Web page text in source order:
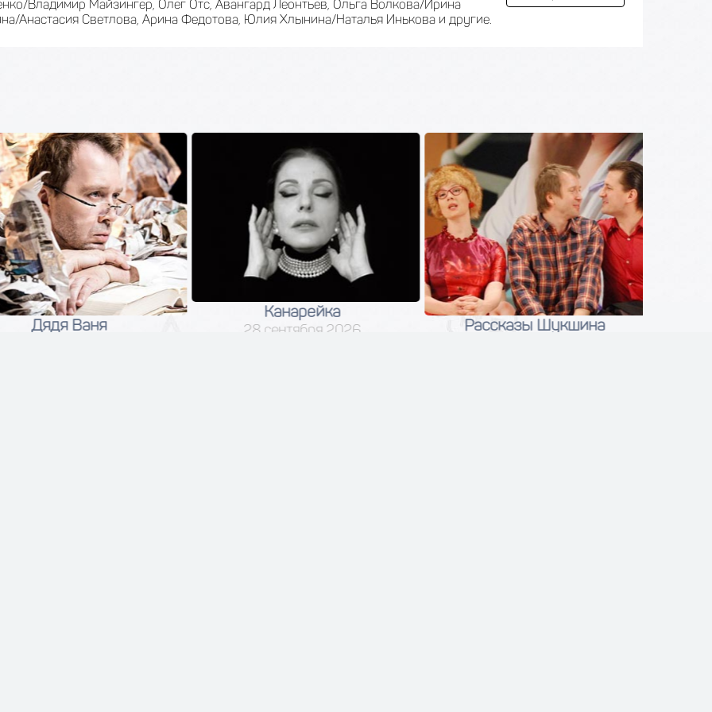
Владимир Майзингер, Олег Отс, Авангард Леонтьев, Ольга Волкова/Ирина
Анастасия Светлова, Арина Федотова, Юлия Хлынина/Наталья Инькова и другие.
Дядя Ваня
Канарейка
28 сентября 2026 Рассказы Шукшина